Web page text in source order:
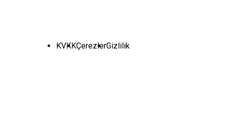
KVKKÇerezlerGizlilik